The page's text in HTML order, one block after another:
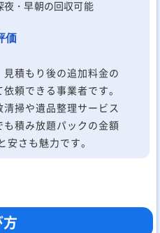
・早朝の回収可能
価
積もり後の追加料金の
頼できる事業者です。
掃や遺品整理サービス
積み放題パックの金額
さも魅力です。